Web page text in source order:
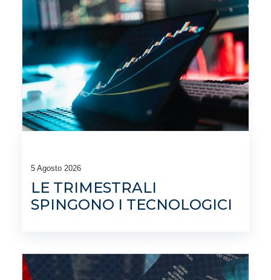
5 Agosto 2026
LE TRIMESTRALI
SPINGONO I TECNOLOGICI